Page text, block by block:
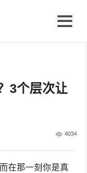
3个层次让
4034
在那一刻你是真